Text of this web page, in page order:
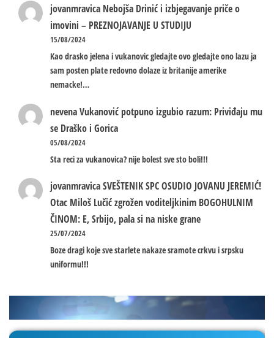
jovanmravica Nebojša Drinić i izbjegavanje priče o
imovini – PREZNOJAVANJE U STUDIJU
15/08/2024
Kao drasko jelena i vukanovic gledajte ovo gledajte ono lazu ja
sam posten plate redovno dolaze iz britanije amerike
nemacke!…
nevenaVukanović potpuno izgubio razum: Priviđaju mu
se Draško i Gorica
05/08/2024
Sta reci za vukanovica? nije bolest sve sto boli!!!
jovanmravicaSVEŠTENIK SPC OSUDIO JOVANU JEREMIĆ!
Otac Miloš Lučić zgrožen voditeljkinim BOGOHULNIM
ČINOM: E, Srbijo, pala si na niske grane
25/07/2024
Boze dragi koje sve starlete nakaze sramote crkvu i srpsku
uniformu!!!